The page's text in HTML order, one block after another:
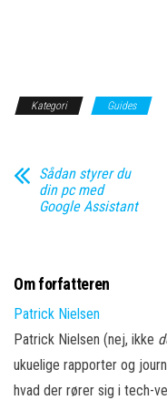
Kategori Guides
Sådan styrer du
din pc med
Google Assistant
Om forfatteren
Patrick Nielsen
Patrick Nielsen (nej, ikke
ukuelige rapporter og
hvad der rører sig i tech-